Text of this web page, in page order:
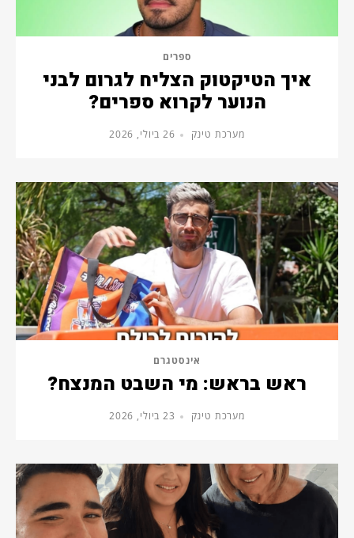
ספרים
איך הטיקטוק הצליח לגרום לבני
הנוער לקרוא ספרים?
מערכת טינק 26 ביולי, 2026
אינסטגרם
ראש בראש: מי השבט המנצח?
מערכת טינק 23 ביולי, 2026